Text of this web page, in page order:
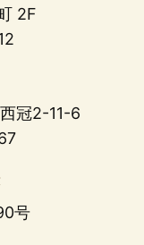
2F
冠2-11-6
号